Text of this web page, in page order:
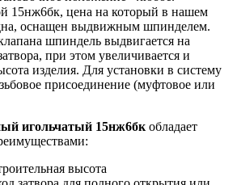
15нж6бк, цена на который в нашем
оснащен выдвижным шпинделем.
шпиндель выдвигается на
при этом увеличивается и
изделия. Для установки в систему
присоединение (муфтовое или
игольчатый 15нж6бк обладает
высота